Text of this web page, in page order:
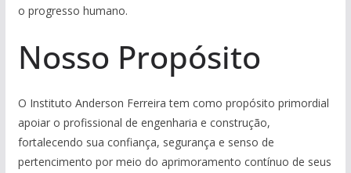
o progresso humano.
Nosso Propósito
O Instituto Anderson Ferreira tem como propósito primordial
apoiar o profissional de engenharia e construção,
fortalecendo sua confiança, segurança e senso de
pertencimento por meio do aprimoramento contínuo de seus